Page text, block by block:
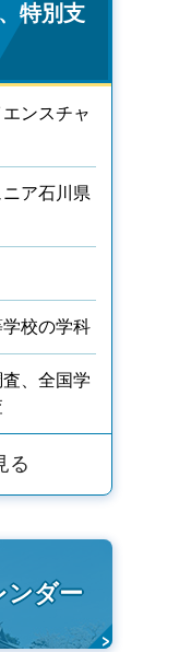
特別支
ンスチャ
ア石川県
校の学科
、全国学
る
ンダー